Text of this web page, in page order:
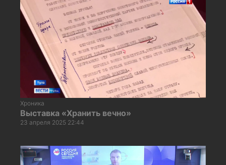
Хроника
Выставка «Хранить вечно»
23 апреля 2025 22:44